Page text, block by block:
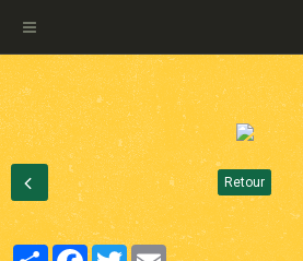
Retour
PartagerFacebookTwitterEmail